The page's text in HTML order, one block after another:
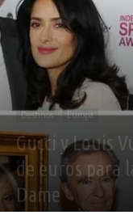
Destinos Europa
Gucci y Louis
de euros para
Dame